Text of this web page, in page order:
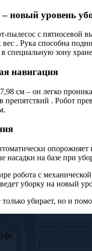
новый уровень
пылесос с
. Рука способна
специальную зону
навигация
см – он легко
. Робот
насадки на базе при
робота с
уборку на новый
убирает, но и